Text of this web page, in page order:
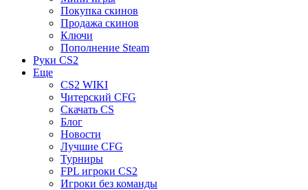
Покупка скинов
Продажа скинов
Ключи
Пополнение Steam
Руки CS2
Еще
CS2 WIKI
Читерский CFG
Скачать CS
Блог
Новости
Лучшие CFG
Турниры
FPL игроки CS2
Игроки без команды